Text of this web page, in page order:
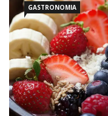
GASTRONOMIA